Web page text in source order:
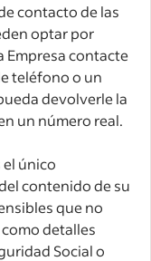
contacto de las
optar por
Empresa contacte
teléfono o un
devolverle la
un número real.
el único
contenido de su
que no
detalles
Social o